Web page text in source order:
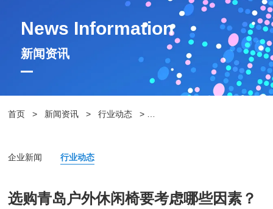
News Information
新闻资讯
首页 > 新闻资讯 > 行业动态 >
企业新闻 行业动态
选购青岛户外休闲椅要考虑哪些因素？